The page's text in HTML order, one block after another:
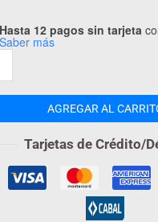
Hasta 12 pagos sin tarjeta
Saber más
AGREGAR AL
Tarjetas de Crédito/